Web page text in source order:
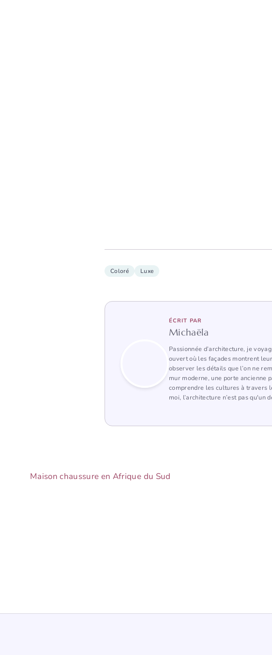
Coloré Luxe
ÉCRIT PAR
Michaëla
Passionnée d’architecture, je
ouvert où les façades montrent
observer les détails que l’on ne
mur moderne, une porte ancienne
comprendre les cultures à travers
moi, l’architecture n’est pas qu'un
Maison chaussure en Afrique du Sud